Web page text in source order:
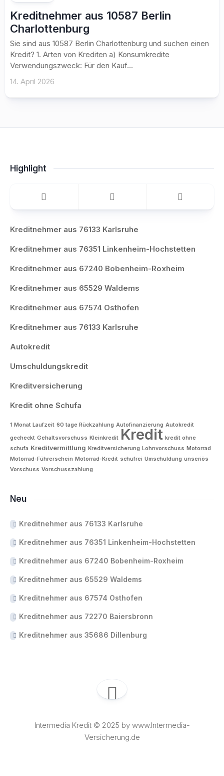
Kreditnehmer aus 10587 Berlin
Charlottenburg
Sie sind aus 10587 Berlin Charlottenburg und suchen einen
Kredit? 1. Arten von Krediten a) Konsumkredite
Verwendungszweck: Für den Kauf...
14. April 2026
Highlight
Kreditnehmer aus 76133 Karlsruhe
Kreditnehmer aus 76351 Linkenheim-Hochstetten
Kreditnehmer aus 67240 Bobenheim-Roxheim
Kreditnehmer aus 65529 Waldems
Kreditnehmer aus 67574 Osthofen
Kreditnehmer aus 76133 Karlsruhe
Autokredit
Umschuldungskredit
Kreditversicherung
Kredit ohne Schufa
1 Monat Laufzeit 60 tage Rückzahlung Autofinanzierung Autokredit
gecheckt Gehaltsvorschuss Kleinkredit Kredit kredit ohne
schufa Kreditvermittlung Kreditversicherung Lohnvorschuss Motorrad
Motorrad-Führerschein Motorrad-Kredit schufrei Umschuldung unseriös
Vorschuss Vorschusszahlung
Neu
Kreditnehmer aus 76133 Karlsruhe
Kreditnehmer aus 76351 Linkenheim-Hochstetten
Kreditnehmer aus 67240 Bobenheim-Roxheim
Kreditnehmer aus 65529 Waldems
Kreditnehmer aus 67574 Osthofen
Kreditnehmer aus 72270 Baiersbronn
Kreditnehmer aus 35686 Dillenburg
Intermedia Kredit © 2025 by www.Intermedia-
Versicherung.de